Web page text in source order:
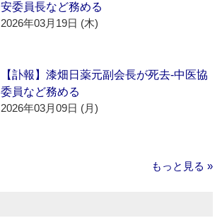
安委員長など務める
2026年03月19日 (木)
【訃報】漆畑日薬元副会長が死去‐中医協
委員など務める
2026年03月09日 (月)
もっと見る »